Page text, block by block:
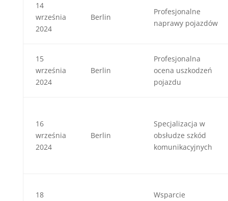
14
września
2024
Berlin
Profesjonalne
naprawy pojazdów
15
września
2024
Berlin
Profesjonalna
ocena uszkodzeń
pojazdu
16
września
2024
Berlin
Specjalizacja w
obsłudze szkód
komunikacyjnych
18
Wsparcie